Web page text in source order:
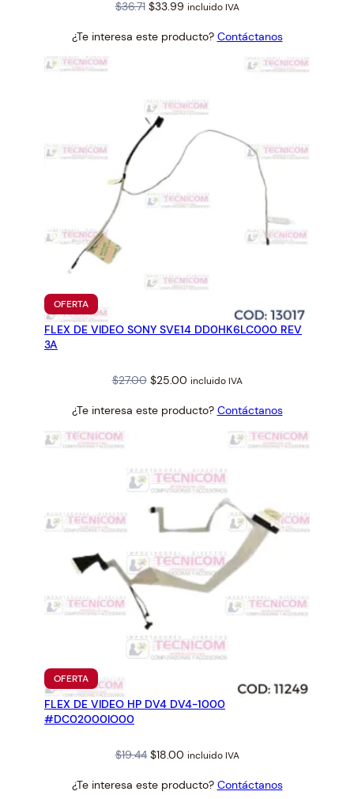
$36.71 Original
was:
$33.99Current
is:
incluido IVA
¿Te interesa este producto? Contáctanos
OFERTAPRODUCTO
EN
OFERTA
FLEX DE VIDEO SONY SVE14 DD0HK6LC000 REV
3A
$27.00 Original
was:
$25.00Current
is:
incluido IVA
¿Te interesa este producto? Contáctanos
OFERTAPRODUCTO
EN
OFERTA
FLEX DE VIDEO HP DV4 DV4-1000
#DC02000IO00
$19.44 Original
was:
$18.00Current
is:
incluido IVA
¿Te interesa este producto? Contáctanos